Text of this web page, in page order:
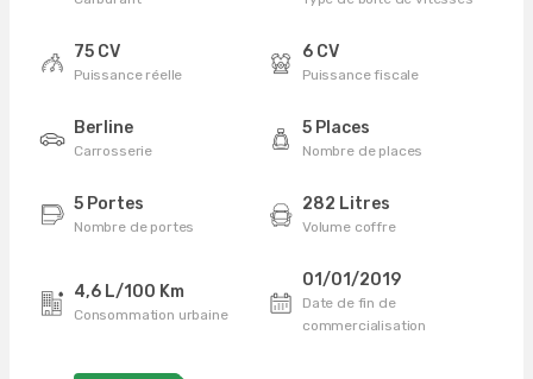
75 CV
Puissance réelle
6 CV
Puissance fiscale
Berline
Carrosserie
5 Places
Nombre de places
5 Portes
Nombre de portes
282 Litres
Volume coffre
4,6 L/100 Km
Consommation urbaine
01/01/2019
Date de fin de
commercialisation